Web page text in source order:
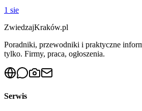
1 sie
ZwiedzajKraków.pl
Poradniki, przewodniki i praktyczne
tylko. Firmy, praca, ogłoszenia.
Serwis